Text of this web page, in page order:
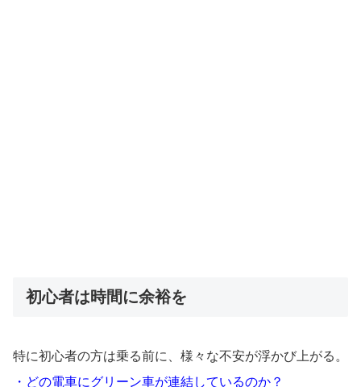
初心者は時間に余裕を
特に初心者の方は乗る前に、様々な不安が浮かび上がる。
・どの電車にグリーン車が連結しているのか？